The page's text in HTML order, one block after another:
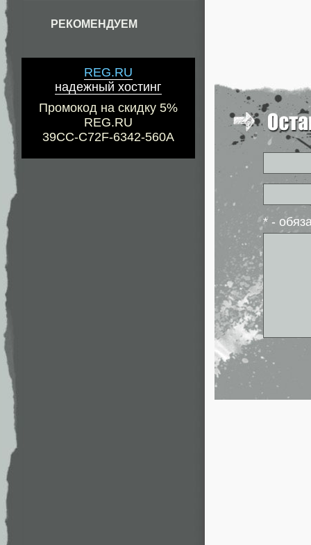
РЕКОМЕНДУЕМ
REG.RU
надежный хостинг
Промокод на скидку 5%
REG.RU
39CC-C72F-6342-560A
* -